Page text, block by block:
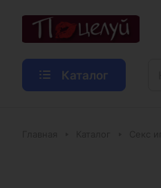
Каталог